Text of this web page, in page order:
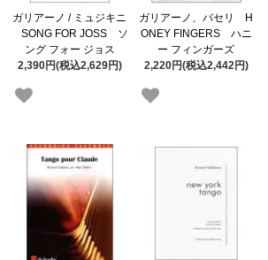
ガリアーノ / ミュジキニ
SONG FOR JOSS ソ
ング フォー ジョス
2,390円(税込2,629円)
ガリアーノ、バセリ H
ONEY FINGERS ハニ
ー フィンガーズ
2,220円(税込2,442円)